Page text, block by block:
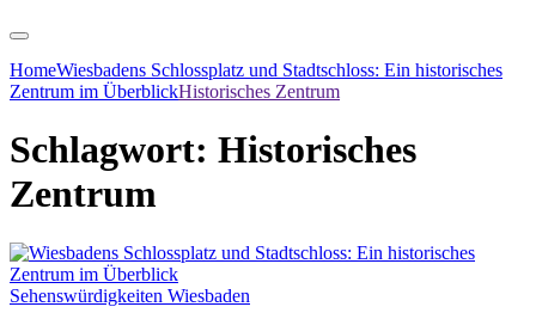
HomeWiesbadens Schlossplatz und Stadtschloss: Ein historisches
Zentrum im ÜberblickHistorisches Zentrum
Schlagwort: Historisches
Zentrum
Sehenswürdigkeiten Wiesbaden